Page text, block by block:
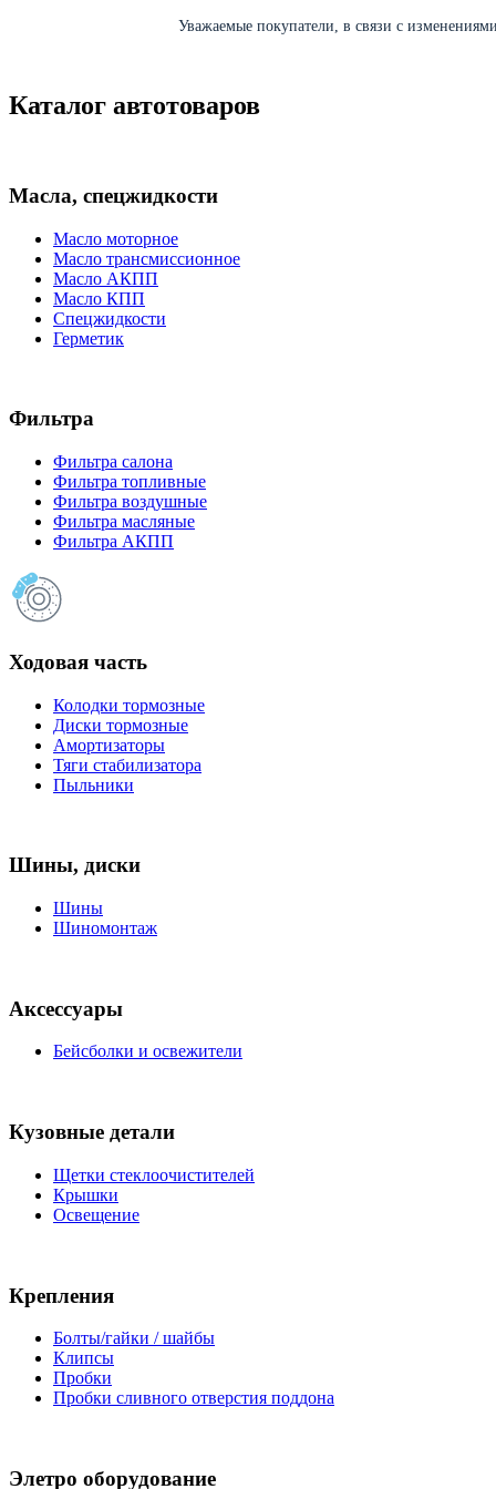
Уважаемые покупатели, в связи с
Каталог автотоваров
Масла, спецжидкости
Масло моторное
Масло трансмиссионное
Масло АКПП
Масло КПП
Спецжидкости
Герметик
Фильтра
Фильтра салона
Фильтра топливные
Фильтра воздушные
Фильтра масляные
Фильтра АКПП
Ходовая часть
Колодки тормозные
Диски тормозные
Амортизаторы
Тяги стабилизатора
Пыльники
Шины, диски
Шины
Шиномонтаж
Аксессуары
Бейсболки и освежители
Кузовные детали
Щетки стеклоочистителей
Крышки
Освещение
Крепления
Болты/гайки / шайбы
Клипсы
Пробки
Пробки сливного отверстия поддона
Элетро оборудование